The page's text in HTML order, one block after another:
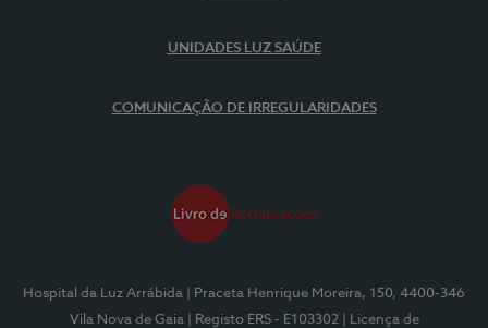
UNIDADES LUZ SAÚDE
COMUNICAÇÃO DE IRREGULARIDADES
Hospital da Luz Arrábida
| Praceta Henrique Moreira, 150, 4400-346
Vila Nova de Gaia
| Registo ERS - E103302
| Licença de